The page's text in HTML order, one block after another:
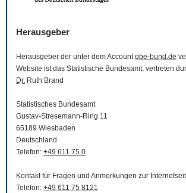
Herausgeber
Herausgeber der unter dem Accountgbe-bund.de
Website ist das Statistische Bundesamt, vertreten
Dr. Ruth Brand
Statistisches Bundesamt
Gustav-Stresemann-Ring 11
65189 Wiesbaden
Deutschland
Telefon: +49 611 75 0
Kontakt für Fragen und Anmerkungen zur
Telefon: +49 611 75 8121